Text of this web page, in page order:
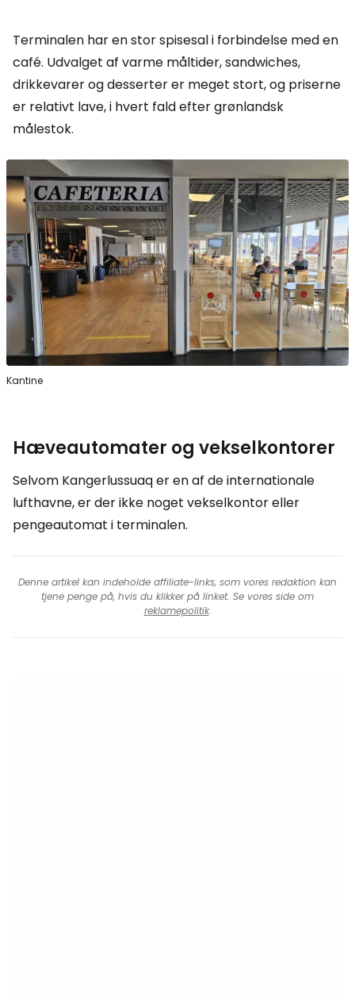
Terminalen har en stor spisesal i forbindelse med en
café. Udvalget af varme måltider, sandwiches,
drikkevarer og desserter er meget stort, og priserne
er relativt lave, i hvert fald efter grønlandsk
målestok.
Kantine
Hæveautomater og vekselkontorer
Selvom Kangerlussuaq er en af de internationale
lufthavne, er der ikke noget vekselkontor eller
pengeautomat i terminalen.
Denne artikel kan indeholde affiliate-links, som vores redaktion kan
tjene penge på, hvis du klikker på linket. Se vores side om
reklamepolitik.